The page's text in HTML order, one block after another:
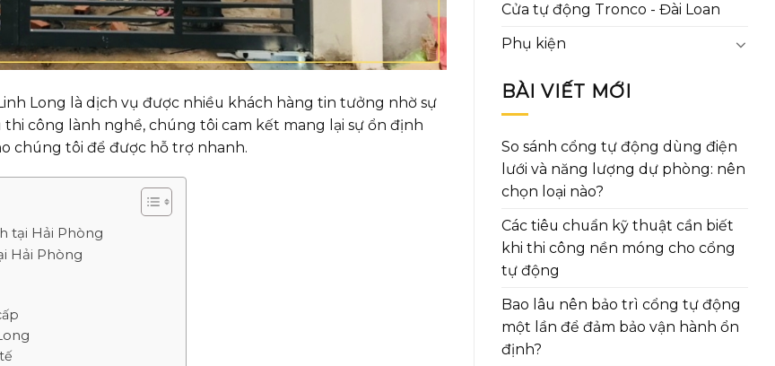
Long là dịch vụ được nhiều khách hàng tin tưởng nhờ sự
công lành nghề, chúng tôi cam kết mang lại sự ổn định
chúng tôi để được hỗ trợ nhanh.
tại Hải Phòng
Hải Phòng
Cửa tự động Tronco - Đài Loan
Phụ kiện
BÀI VIẾT MỚI
So sánh cổng tự động dùng điện
lưới và năng lượng dự phòng: nên
chọn loại nào?
Các tiêu chuẩn kỹ thuật cần biết
khi thi công nền móng cho cổng
tự động
Bao lâu nên bảo trì cổng tự động
một lần để đảm bảo vận hành ổn
định?